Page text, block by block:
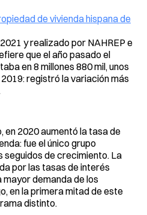
de vivienda hispana de
y realizado por NAHREP e
que el año pasado el
en 8 millones 880 mil, unos
registró la variación más
en 2020 aumentó la tasa de
fue el único grupo
seguidos de crecimiento. La
por las tasas de interés
demanda de los
en la primera mitad de este
distinto.